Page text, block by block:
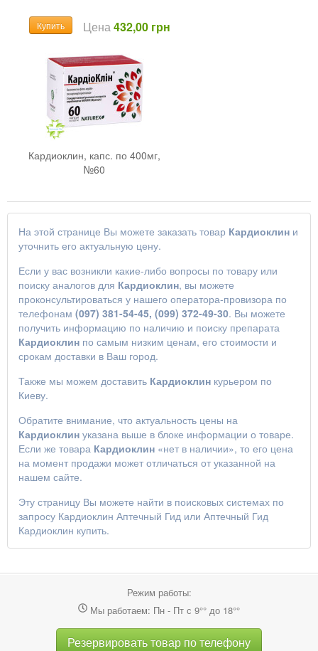
Купить Цена432,00 грн
Кардиоклин, капс. по 400мг,
№60
На этой странице Вы можете заказать товар Кардиоклин и
уточнить его актуальную цену.
Если у вас возникли какие-либо вопросы по товару или
поиску аналогов для Кардиоклин, вы можете
проконсультироваться у нашего оператора-провизора по
телефонам (097) 381-54-45, (099) 372-49-30. Вы можете
получить информацию по наличию и поиску препарата
Кардиоклин по самым низким ценам, его стоимости и
срокам доставки в Ваш город.
Также мы можем доставить Кардиоклин курьером по
Киеву.
Обратите внимание, что актуальность цены на
Кардиоклин указана выше в блоке информации о товаре.
Если же товара Кардиоклин «нет в наличии», то его цена
на момент продажи может отличаться от указанной на
нашем сайте.
Эту страницу Вы можете найти в поисковых системах по
запросу Кардиоклин Аптечный Гид или Аптечный Гид
Кардиоклин купить.
Режим работы:
Мы работаем: Пн - Пт с 9°° до 18°°
Резервировать товар по телефону